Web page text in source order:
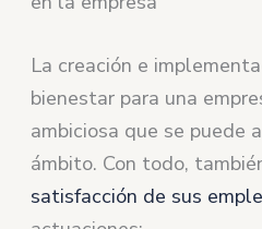
La creación e
bienestar para una
ambiciosa que se puede
ámbito. Con todo,
satisfacción de sus